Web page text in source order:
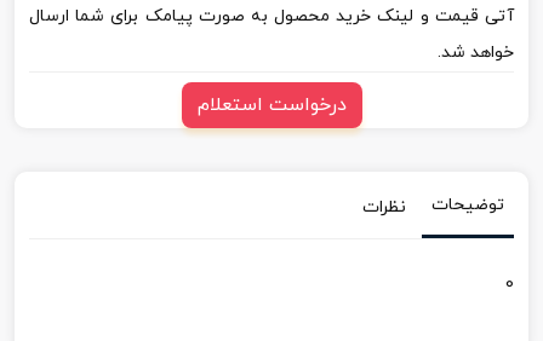
آتی قیمت و لینک خرید محصول به صورت پیامک برای شما ارسال
خواهد شد.
درخواست استعلام
توضیحات نظرات
0